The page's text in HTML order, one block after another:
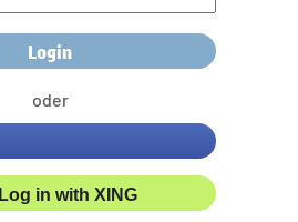
oder
Log in with XING